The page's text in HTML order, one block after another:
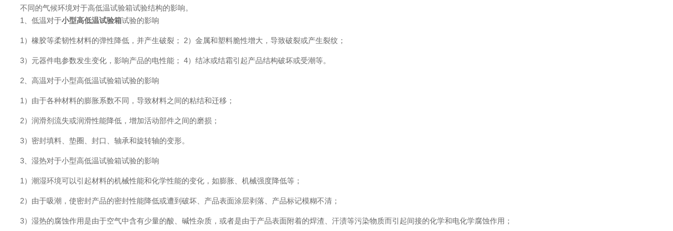
不同的气候环境对于高低温试验箱试验结构的影响。
1、低温对于小型高低温试验箱试验的影响
1）橡胶等柔韧性材料的弹性降低，并产生破裂； 2）金属和塑料脆性增大，导致破裂或产生裂纹；
3）元器件电参数发生变化，影响产品的电性能； 4）结冰或结霜引起产品结构破坏或受潮等。
2、高温对于小型高低温试验箱试验的影响
1）由于各种材料的膨胀系数不同，导致材料之间的粘结和迁移；
2）润滑剂流失或润滑性能降低，增加活动部件之间的磨损；
3）密封填料、垫圈、封口、轴承和旋转轴的变形。
3、湿热对于小型高低温试验箱试验的影响
1）潮湿环境可以引起材料的机械性能和化学性能的变化，如膨胀、机械强度降低等；
2）由于吸潮，使密封产品的密封性能降低或遭到破坏、产品表面涂层剥落、产品标记模糊不清；
3）湿热的腐蚀作用是由于空气中含有少量的酸、碱性杂质，或者是由于产品表面附着的焊渣、汗渍等污染物质而引起间接的化学和电化学腐蚀作用；